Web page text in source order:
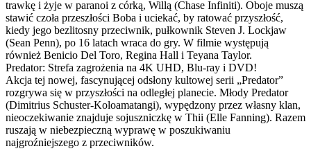
trawkę i żyje w paranoi z córką, Willą (Chase Infiniti). Oboje muszą
stawić czoła przeszłości Boba i uciekać, by ratować przyszłość,
kiedy jego bezlitosny przeciwnik, pułkownik Steven J. Lockjaw
(Sean Penn), po 16 latach wraca do gry. W filmie występują
również Benicio Del Toro, Regina Hall i Teyana Taylor.
Predator: Strefa zagrożenia na 4K UHD, Blu-ray i DVD!
Akcja tej nowej, fascynującej odsłony kultowej serii „Predator”
rozgrywa się w przyszłości na odległej planecie. Młody Predator
(Dimitrius Schuster-Koloamatangi), wypędzony przez własny klan,
nieoczekiwanie znajduje sojuszniczkę w Thii (Elle Fanning). Razem
ruszają w niebezpieczną wyprawę w poszukiwaniu
najgroźniejszego z przeciwników.